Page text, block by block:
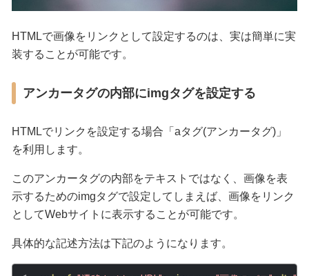
HTMLで画像をリンクとして設定するのは、実は簡単に実
装することが可能です。
アンカータグの内部にimgタグを設定する
HTMLでリンクを設定する場合「aタグ(アンカータグ)」
を利用します。
このアンカータグの内部をテキストではなく、画像を表
示するためのimgタグで設定してしまえば、画像をリンク
としてWebサイトに表示することが可能です。
具体的な記述方法は下記のようになります。